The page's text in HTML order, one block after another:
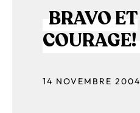
BRAVO ET
COURAGE!
14 NOVEMBRE 2004